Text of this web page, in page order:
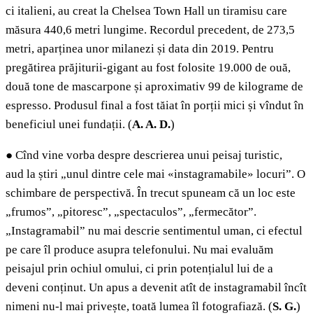
ci italieni, au creat la Chelsea Town Hall un tiramisu care
măsura 440,6 metri lungime. Recordul precedent, de 273,5
metri, aparținea unor milanezi și data din 2019. Pentru
pregătirea prăjiturii-gigant au fost folosite 19.000 de ouă,
două tone de mascarpone și aproximativ 99 de kilograme de
espresso. Produsul final a fost tăiat în porții mici și vîndut în
beneficiul unei fundații. (A. A. D.)
● Cînd vine vorba despre descrierea unui peisaj turistic,
aud la știri „unul dintre cele mai «instagramabile» locuri”. O
schimbare de perspectivă. În trecut spuneam că un loc este
„frumos”, „pitoresc”, „spectaculos”, „fermecător”.
„Instagramabil” nu mai descrie sentimentul uman, ci efectul
pe care îl produce asupra telefonului. Nu mai evaluăm
peisajul prin ochiul omului, ci prin potențialul lui de a
deveni conținut. Un apus a devenit atît de instagramabil încît
nimeni nu-l mai privește, toată lumea îl fotografiază. (S. G.)